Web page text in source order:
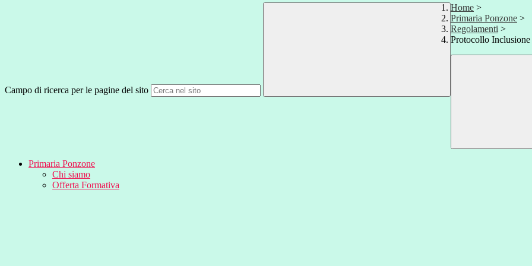
Campo di ricerca per le pagine del sito
Home >
Primaria Ponzone >
Regolamenti >
Protocollo Inclusione
Primaria Ponzone
Chi siamo
Offerta Formativa